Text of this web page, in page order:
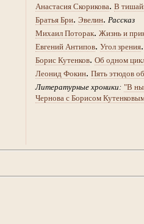
Анастасия Скорикова. В
Братья Бри. Эвелин. Рассказ
Михаил Поторак. Жизнь и
Евгений Антипов. Угол зрения.
Борис Кутенков. Об одном
Леонид Фокин. Пять этюдов
Литературные хроники: "В
Чернова с Борисом